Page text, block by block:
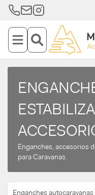
Enganches, accesorios
para Caravanas.
Enganches